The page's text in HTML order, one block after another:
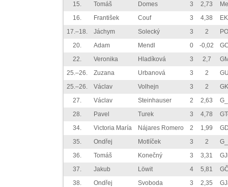
15.
Tomáš Domes 3 2,73
16.
František Couf 3 4,38
17.–18.
Jáchym Solecký 3 2
20.
Adam Mendl 0 -0,02
22.
Veronika Hladíková 3 2,7
25.–26.
Zuzana Urbanová 3 2
25.–26.
Václav Volhejn 3 2
27.
Václav Steinhauser 2 2,63
28.
Pavel Turek 3 4,78
34.
Victoria María Nájares Romero 2 1,99
35.
Ondřej Motlíček 3 2
36.
Tomáš Konečný 3 3,31
37.
Jakub Löwit 4 5,81
38.
Ondřej Svoboda 3 2,35